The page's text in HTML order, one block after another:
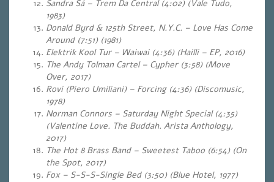
Sandra Sá – Trem Da Central (4:02) (Vale Tudo,
1983)
Donald Byrd & 125th Street, N.Y.C. – Love Has Come
Around (7:51) (1981)
Elektrik Kool Tur – Waiwai (4:36) (Hailli – EP, 2016)
The Andy Tolman Cartel – Cypher (3:58) (Move
Over, 2017)
Rovi (Piero Umiliani) – Forcing (4:36) (Discomusic,
1978)
Norman Connors – Saturday Night Special (4:35)
(Valentine Love. The Buddah. Arista Anthology,
2017)
The Hot 8 Brass Band – Sweetest Taboo (6:54) (On
the Spot, 2017)
Fox – S-S-S-Single Bed (3:50) (Blue Hotel, 1977)